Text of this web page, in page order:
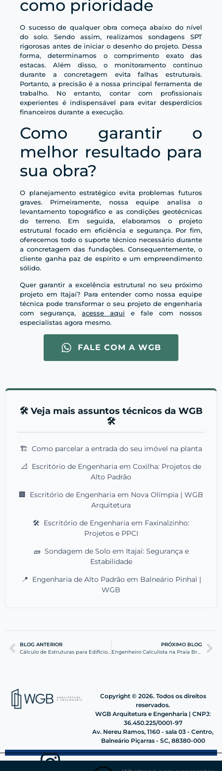
como prioridade
O sucesso de qualquer obra começa abaixo do nível
do solo. Sendo assim, realizamos sondagens SPT
rigorosas antes de iniciar o desenho do projeto. Dessa
forma, determinamos o comprimento exato das
estacas. Além disso, o monitoramento contínuo
durante a concretagem evita falhas estruturais.
Portanto, a precisão é a nossa principal ferramenta de
trabalho. No entanto, contar com profissionais
experientes é indispensável para evitar desperdícios
financeiros durante a execução.
Como garantir o
melhor resultado para
sua obra?
O planejamento estratégico evita problemas futuros
graves. Primeiramente, nossa equipe analisa o
levantamento topográfico e as condições geotécnicas
do terreno. Em seguida, elaboramos o projeto
estrutural focado em eficiência e segurança. Por fim,
oferecemos todo o suporte técnico necessário durante
a concretagem das fundações. Consequentemente, o
cliente ganha paz de espírito e um empreendimento
sólido.
Quer garantir a excelência estrutural no seu próximo
projeto em Itajaí? Para entender como nossa equipe
técnica pode transformar o seu projeto de engenharia
com segurança, acesse aqui e fale com nossos
especialistas agora mesmo.
FALE COM A WGB
🛠️ Veja mais assuntos técnicos da WGB
🛠️
🏗️ Como parcelar a entrada do seu imóvel na planta
📐 Escritório de Engenharia em Coxilha: Projetos de
Alto Padrão
🏢 Escritório de Engenharia em Nova Olímpia | WGB
Arquitetura
🛠️ Escritório de Engenharia em Faxinalzinho:
Projetos e PPCI
🧱 Sondagem de Solo em Itajaí: Segurança e
Estabilidade
📍 Engenharia de Alto Padrão em Balneário Pinhal |
WGB
BLOG ANTERIOR
Cálculo de Estruturas para Edifícios em Itajaí: Eficiência
PRÓXIMO BLOG
Engenheiro Calculista na Praia Brava: Segurança Estrutural
Copyright © 2026. Todos os direitos
reservados.
WGB Arquitetura e Engenharia | CNPJ:
36.450.225/0001-97
Av. Nereu Ramos, 1160 - sala 03 - Centro,
Balneário Piçarras - SC, 88380-000